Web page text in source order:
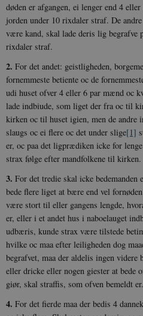
døden er afgangen, ei lenger end 4
jorden under 10 rixdaler straf. De
være kand, skal lade deris lig begrafve
rixdaler straf.
2. For det andet: geistligheden,
fornemmeste betiente oc de
udi huset ofver 4 eller 6 par mænd oc
lade indbiude, som liget der fra oc til
kirken oc til huset igien, men de andre
slaugs oc ei flere oc det under slige[1]
er, oc paa det ligprædiken icke for
strax følge efter mandfolkene til kirken.
3. For det tredie skal icke
bede flere liget at bære end vel
være stort til eller gangens lengde,
er, eller i et andet hus i naboelauget
udbæris, kunde strax være tilstede
hvilke oc maa efter leiligheden dog
begrafvet, maa der aldelis ingen videre
eller dricke eller nogen giester at bede
giør, skal straffis, som ofven bemeldt er.
4. For det fierde maa der bedis 4